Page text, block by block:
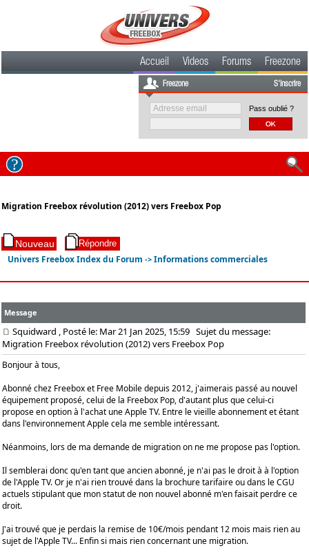
Accueil Videos Forums Freezone
Freezone S'inscrire
Pass oublié ?
Migration Freebox révolution (2012) vers Freebox Pop
Univers Freebox Index du Forum ->Informations commerciales
Message
Squidward , Posté le: Mar 21 Jan 2025, 15:59 Sujet du message:
Migration Freebox révolution (2012) vers Freebox Pop
Bonjour à tous,
Abonné chez Freebox et Free Mobile depuis 2012, j'aimerais passé au nouvel
équipement proposé, celui de la Freebox Pop, d'autant plus que celui-ci
propose en option à l'achat une Apple TV. Entre le vieille abonnement et étant
dans l'environnement Apple cela me semble intéressant.
Néanmoins, lors de ma demande de migration on ne me propose pas l'option.
Il semblerai donc qu'en tant que ancien abonné, je n'ai pas le droit à à l'option
de l'Apple TV. Or je n'ai rien trouvé dans la brochure tarifaire ou dans le CGU
actuels stipulant que mon statut de non nouvel abonné m'en faisait perdre ce
droit.
J'ai trouvé que je perdais la remise de 10€/mois pendant 12 mois mais rien au
sujet de l'Apple TV... Enfin si mais rien concernant une migration.